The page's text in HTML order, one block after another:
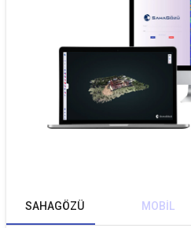
SAHAGÖZÜ MOBİL